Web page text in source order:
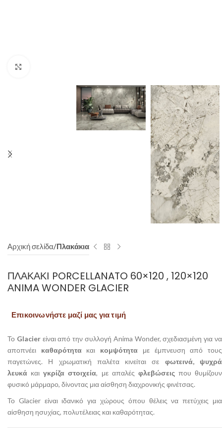
Αρχική σελίδα Πλακάκια
ΠΛΑΚΆΚΙ PORCELLANATO 60×120 , 120×120
ΑNIMA WONDER GLACIER
Επικοινωνήστε μαζί μας για τιμή
Το Glacierείναι από την συλλογή Anima Wonder, σχεδιασμένη για να
αποπνέει καθαρότητακαι κομψότητα με έμπνευση από τους
παγετώνες. Η χρωματική παλέτα κινείται σε φωτεινά, ψυχρά
λευκά καιγκρίζα στοιχεία, με απαλές φλεβώσειςπου θυμίζουν
φυσικό μάρμαρο, δίνοντας μια αίσθηση διαχρονικής φινέτσας.
Το Glacier είναι ιδανικό για χώρους όπου θέλεις να πετύχεις μια
αίσθηση ησυχίας, πολυτέλειας και καθαρότητας.